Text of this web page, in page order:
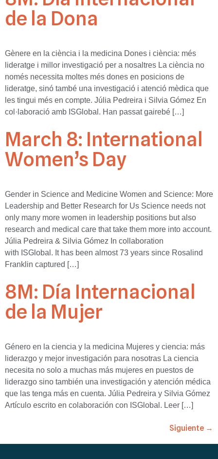
de la Dona
Gènere en la ciència i la medicina Dones i ciència: més
lideratge i millor investigació per a nosaltres La ciència no
només necessita moltes més dones en posicions de
lideratge, sinó també una investigació i atenció mèdica que
les tingui més en compte. Júlia Pedreira i Silvia Gómez En
col·laboració amb ISGlobal. Han passat gairebé […]
March 8: International
Women’s Day
Gender in Science and Medicine Women and Science: More
Leadership and Better Research for Us Science needs not
only many more women in leadership positions but also
research and medical care that take them more into account.
Júlia Pedreira & Silvia Gómez In collaboration
with ISGlobal. It has been almost 73 years since Rosalind
Franklin captured […]
8M: Día Internacional
de la Mujer
Género en la ciencia y la medicina Mujeres y ciencia: más
liderazgo y mejor investigación para nosotras La ciencia
necesita no solo a muchas más mujeres en puestos de
liderazgo sino también una investigación y atención médica
que las tenga más en cuenta. Júlia Pedreira y Silvia Gómez
Artículo escrito en colaboración con ISGlobal. Leer […]
Siguiente →